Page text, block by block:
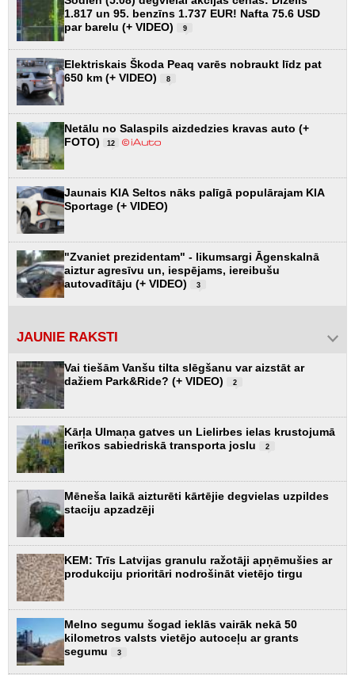
1.817 un 95. benzīns 1.737 EUR! Nafta 75.6 USD
par barelu (+ VIDEO)
9
Elektriskais Škoda Peaq varēs nobraukt līdz pat
650 km (+ VIDEO)
8
Netālu no Salaspils aizdedzies kravas auto (+
FOTO)
12
Jaunais KIA Seltos nāks palīgā populārajam KIA
Sportage (+ VIDEO)
"Zvaniet prezidentam" - likumsargi Āgenskalnā
aiztur agresīvu un, iespējams, iereibušu
autovadītāju (+ VIDEO)
3
JAUNIE RAKSTI
Vai tiešām Vanšu tilta slēgšanu var aizstāt ar
dažiem Park&Ride? (+ VIDEO)
2
Kārļa Ulmaņa gatves un Lielirbes ielas krustojumā
ierīkos sabiedriskā transporta joslu
2
Mēneša laikā aizturēti kārtējie degvielas uzpildes
staciju apzadzēji
KEM: Trīs Latvijas granulu ražotāji apņēmušies ar
produkciju prioritāri nodrošināt vietējo tirgu
Melno segumu šogad ieklās vairāk nekā 50
kilometros valsts vietējo autoceļu ar grants
segumu
3